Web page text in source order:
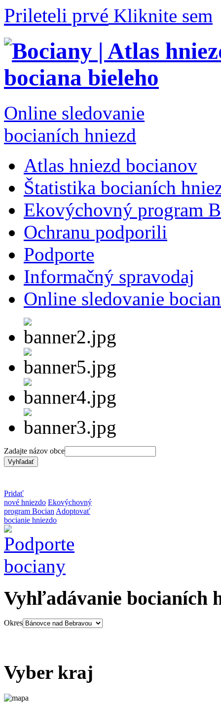
Prileteli prvé Kliknite sem
Online sledovanie
bocianích hniezd
Atlas hniezd bocianov
Štatistika bocianích
Ekovýchovný program
Ochranu podporili
Podporte
Informačný spravodaj
Online sledovanie
Zadajte názov obce
Pridať
nové hniezdo Ekovýchovný
program Bocian Adoptovať
bocianie hniezdo
Vyhľadávanie bocianích
Okres
Vyber kraj